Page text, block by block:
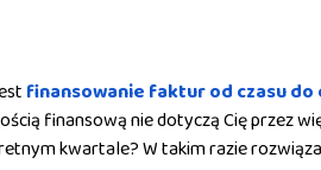
finansowanie faktur od czasu do
finansową nie dotyczą Cię przez
kwartale? W takim razie